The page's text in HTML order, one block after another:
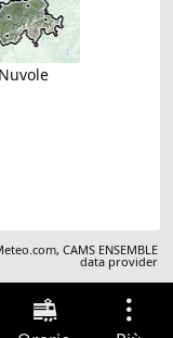
Nuvole
,CAMS ENSEMBLE
data provider